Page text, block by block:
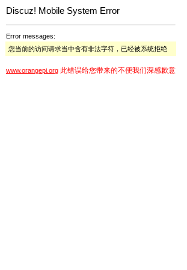
Discuz! Mobile System Error
Error messages:
您当前的访问请求当中含有非法字符，已经被系统拒绝
www.orangepi.org 此错误给您带来的不便我们深感歉意